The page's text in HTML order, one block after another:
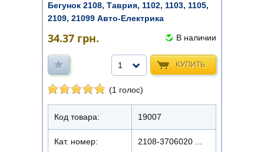
Бегунок 2108, Таврия, 1102, 1103, 1105,
2109, 21099 Авто-Електрика
34.37 грн. В наличии
КУПИТЬ
1
(1 голос)
Код товара: 19007
Кат. номер: 2108-3706020 ...